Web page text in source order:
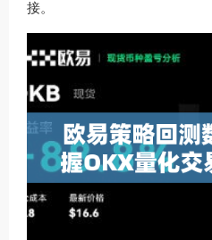
接。